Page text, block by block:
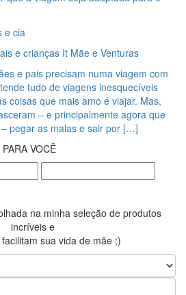
e cia
e crianças It Mãe e Venturas
e pais precisam numa viagem com
tudo de viagens inesquecíveis
coisas que mais amo é viajar. Mas,
– e principalmente agora que
pegar as malas e sair por […]
VOCÊ
na minha seleção de produtos
incríveis e
sua vida de mãe ;)